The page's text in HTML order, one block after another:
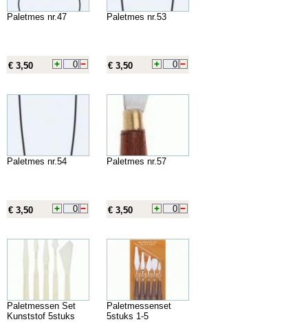
Paletmes nr.47
€ 3,50
Paletmes nr.53
€ 3,50
Paletmes nr.54
€ 3,50
Paletmes nr.57
€ 3,50
Paletmessen Set
Kunststof 5stuks
Paletmessenset
5stuks 1-5